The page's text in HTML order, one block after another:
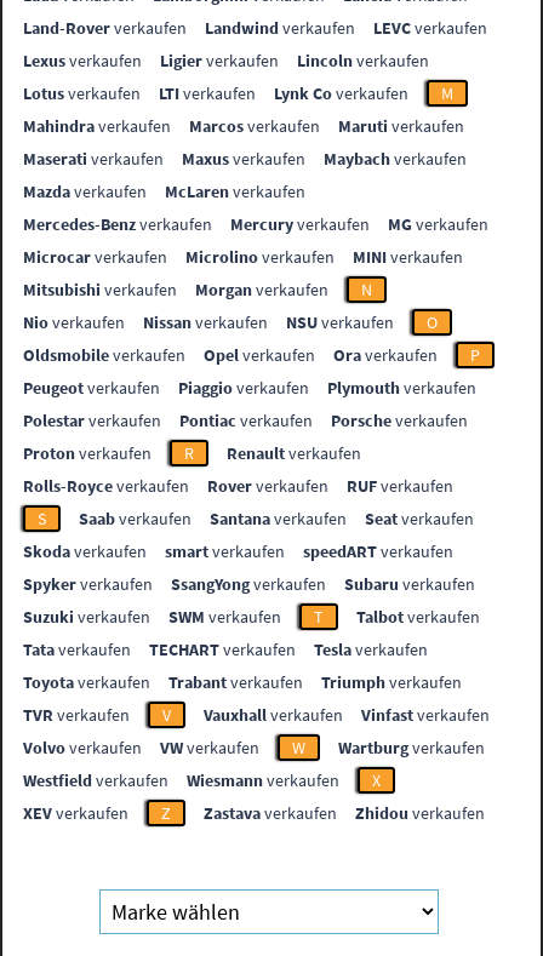
Land-Roververkaufen Landwindverkaufen LEVCverkaufen
Lexusverkaufen Ligierverkaufen Lincolnverkaufen
Lotusverkaufen LTIverkaufen Lynk Coverkaufen
M
Mahindraverkaufen Marcosverkaufen Maruti verkaufen
Maserati verkaufen Maxusverkaufen Maybachverkaufen
Mazdaverkaufen McLarenverkaufen
Mercedes-Benzverkaufen Mercuryverkaufen MGverkaufen
Microcarverkaufen Microlinoverkaufen MINIverkaufen
Mitsubishi verkaufen Morganverkaufen
N
Nioverkaufen Nissanverkaufen NSUverkaufen
O
Oldsmobileverkaufen Opelverkaufen Oraverkaufen
P
Peugeotverkaufen Piaggioverkaufen Plymouthverkaufen
Polestarverkaufen Pontiac verkaufen Porscheverkaufen
Protonverkaufen R Renaultverkaufen
Rolls-Royceverkaufen Roververkaufen RUFverkaufen
S
Saabverkaufen Santanaverkaufen Seatverkaufen
Skodaverkaufen smartverkaufen speedARTverkaufen
Spykerverkaufen SsangYongverkaufen Subaru verkaufen
Suzuki verkaufen SWM verkaufen T Talbotverkaufen
Tataverkaufen TECHARTverkaufen Teslaverkaufen
Toyotaverkaufen Trabantverkaufen Triumphverkaufen
TVR verkaufen V Vauxhallverkaufen Vinfastverkaufen
Volvoverkaufen VWverkaufen W Wartburgverkaufen
Westfieldverkaufen Wiesmannverkaufen
X
XEVverkaufen Z Zastavaverkaufen Zhidou verkaufen